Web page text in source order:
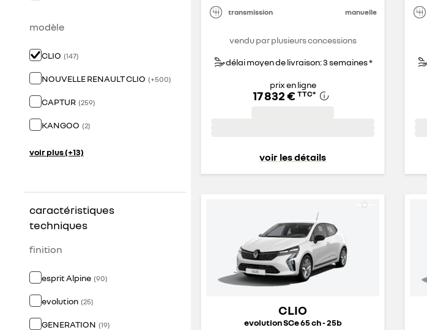
modèle
CLIO (147)
NOUVELLE RENAULT CLIO (+500)
CAPTUR (259)
KANGOO (2)
voir plus (+13)
caractéristiques
techniques
finition
esprit Alpine (90)
evolution (25)
GENERATION (19)
transmission manuelle
vendu par plusieurs concessions
délai moyen de livraison: 3 semaines *
prix en ligne
17 832 € TTC*
voir les détails
CLIO
evolution SCe 65 ch - 25b